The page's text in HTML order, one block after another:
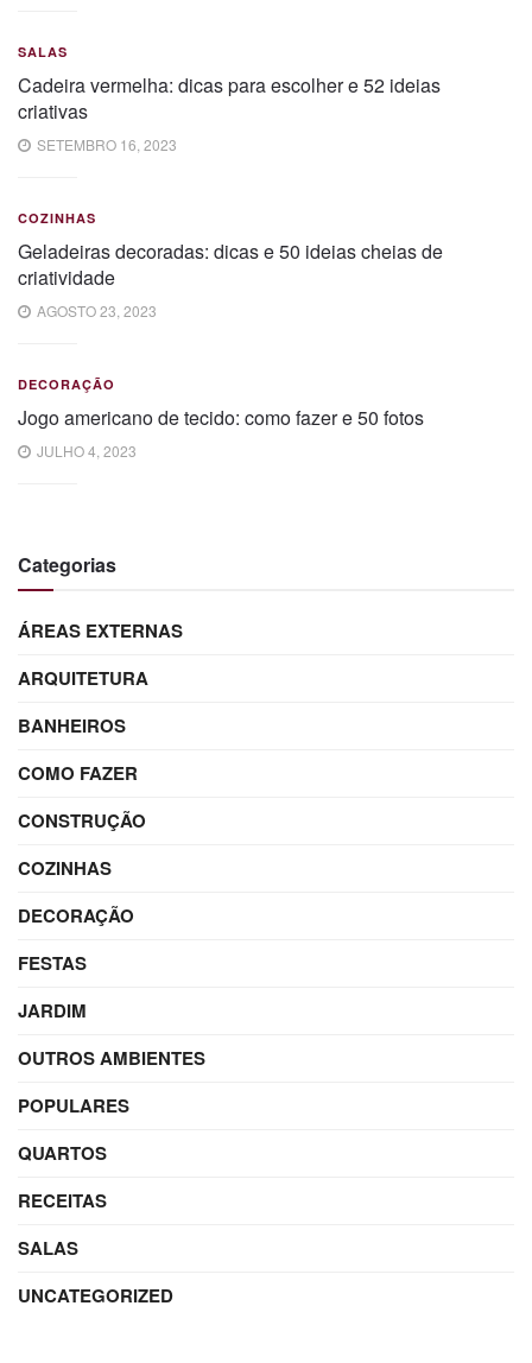
SALAS
Cadeira vermelha: dicas para escolher e 52 ideias
criativas
SETEMBRO 16, 2023
COZINHAS
Geladeiras decoradas: dicas e 50 ideias cheias de
criatividade
AGOSTO 23, 2023
DECORAÇÃO
Jogo americano de tecido: como fazer e 50 fotos
JULHO 4, 2023
Categorias
ÁREAS EXTERNAS
ARQUITETURA
BANHEIROS
COMO FAZER
CONSTRUÇÃO
COZINHAS
DECORAÇÃO
FESTAS
JARDIM
OUTROS AMBIENTES
POPULARES
QUARTOS
RECEITAS
SALAS
UNCATEGORIZED